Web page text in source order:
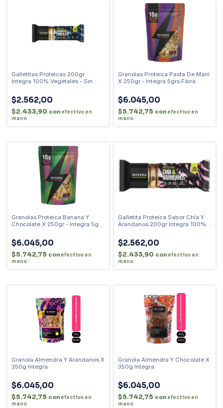
Galletitas Proteicas 200gr
Integra 100% Vegetales - Sin
$2.562,00
$2.433,90 con efectivo en
mano
Granolas Proteica Pasta De Maní
X 250gr - Integra 5grs Fibra
$6.045,00
$5.742,75 con efectivo en
mano
Granolas Proteica Banana Y
Chocolate X 250gr - Integra 5grs
Vegetal
$6.045,00
$5.742,75 con efectivo en
mano
Galletita Proteica Sabor Chía Y
Arándanos 200gr Integra 100%
$2.562,00
$2.433,90 con efectivo en
mano
Granola Almendra Y Arandanos X
350g Integra
$6.045,00
$5.742,75 con efectivo en
mano
Granola Almendra Y Chocolate X
350g Integra
$6.045,00
$5.742,75 con efectivo en
mano